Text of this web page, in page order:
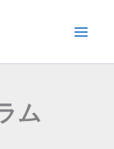
ム